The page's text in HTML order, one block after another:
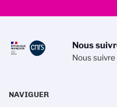
Nous
Nous
NAVIGUER